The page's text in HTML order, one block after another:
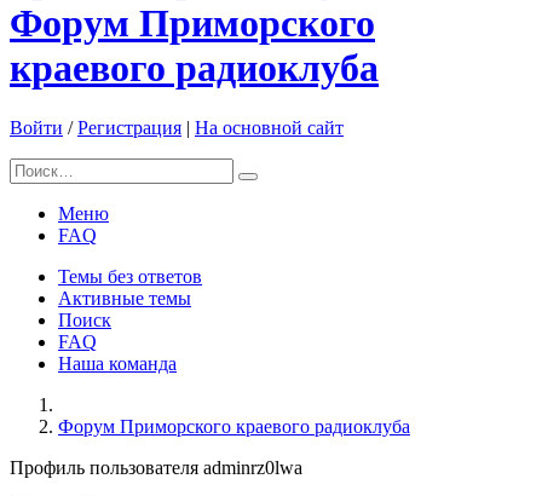
Форум Приморского
краевого радиоклуба
Войти /Регистрация | На основной сайт
Меню
FAQ
Темы без ответов
Активные темы
Поиск
FAQ
Наша команда
Форум Приморского краевого радиоклуба
Профиль пользователя adminrz0lwa